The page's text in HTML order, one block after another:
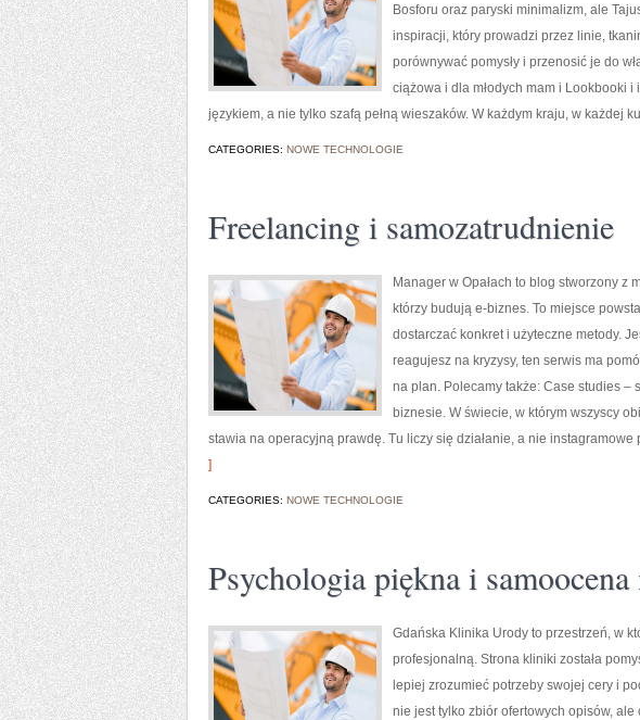
Bosforu oraz paryski minimalizm, ale
inspiracji, który prowadzi przez linie,
porównywać pomysły i przenosić je do
ciążowa i dla młodych mam i Lookbooki
językiem, a nie tylko szafą pełną wieszaków. W każdym kraju, w każdej
CATEGORIES: NOWE TECHNOLOGIE
Freelancing i samozatrudnienie
Manager w Opałach to blog stworzony z
którzy budują e-biznes. To miejsce
dostarczać konkret i użyteczne metody.
reagujesz na kryzysy, ten serwis ma
na plan. Polecamy także: Case studies –
biznesie. W świecie, w którym wszyscy
stawia na operacyjną prawdę. Tu liczy się działanie, a nie instagramowe
]
CATEGORIES: NOWE TECHNOLOGIE
Psychologia piękna i
Gdańska Klinika Urody to przestrzeń, w
profesjonalną. Strona kliniki została
lepiej zrozumieć potrzeby swojej cery i
nie jest tylko zbiór ofertowych opisów,